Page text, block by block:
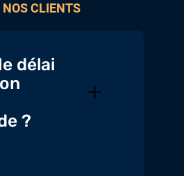
NOS CLIENTS
délai
?